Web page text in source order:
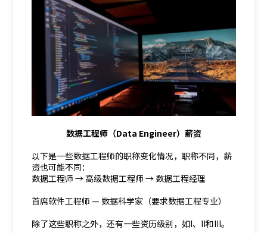
数据工程师（Data Engineer）薪资
以下是一些数据工程师的职称变化情况，职称不同，薪
资也可能不同：
数据工程师 → 高级数据工程师 → 数据工程经理
首席软件工程师 — 数据科学家（要求数据工程专业）
除了这些职称之外，还有一些资历级别，如I、II和III。